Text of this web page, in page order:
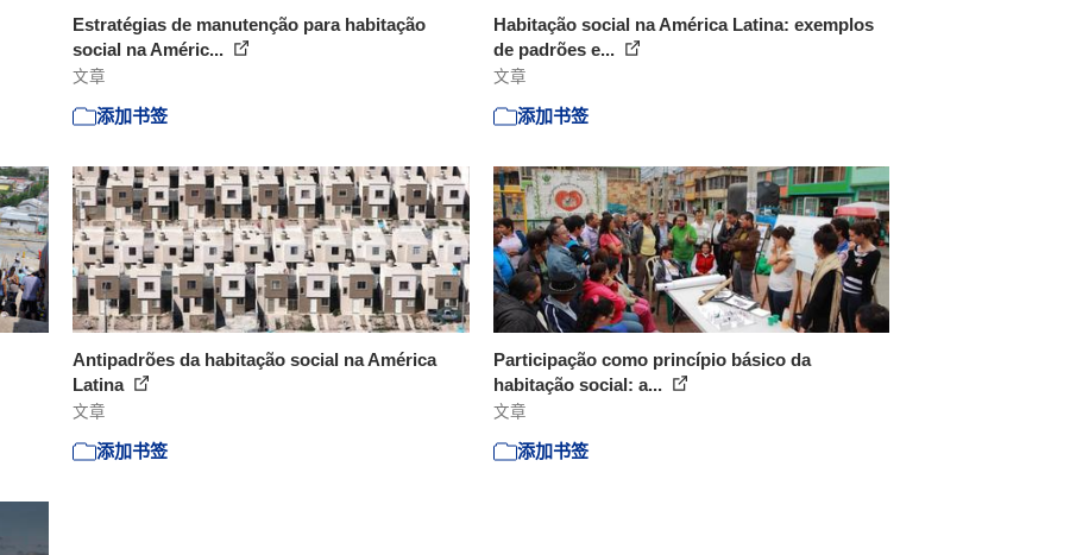
Estratégias de manutenção para habitação
social na Améric...
文章
添加书签
Habitação social na América Latina: exemplos
de padrões e...
文章
添加书签
Antipadrões da habitação social na América
Latina
文章
添加书签
Participação como princípio básico da
habitação social: a...
文章
添加书签